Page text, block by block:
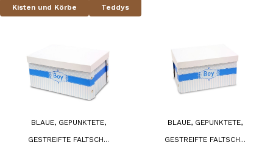
Kisten und Körbe Teddys
BLAUE, GEPUNKTETE,
GESTREIFTE FALTSCH...
BLAUE, GEPUNKTETE,
GESTREIFTE FALTSCH...